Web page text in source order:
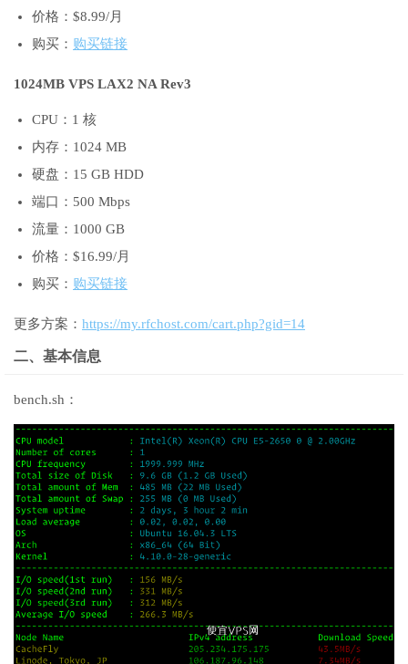
价格：$8.99/月
购买： 购买链接
1024MB VPS LAX2 NA Rev3
CPU：1 核
内存：1024 MB
硬盘：15 GB HDD
端口：500 Mbps
流量：1000 GB
价格：$16.99/月
购买： 购买链接
更多方案： https://my.rfchost.com/cart.php?gid=14
二、基本信息
bench.sh：